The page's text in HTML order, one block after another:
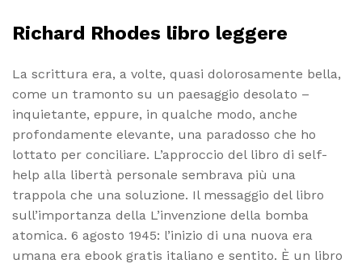
Richard Rhodes libro leggere
La scrittura era, a volte, quasi dolorosamente bella,
come un tramonto su un paesaggio desolato –
inquietante, eppure, in qualche modo, anche
profondamente elevante, una paradosso che ho
lottato per conciliare. L’approccio del libro di self-
help alla libertà personale sembrava più una
trappola che una soluzione. Il messaggio del libro
sull’importanza della L’invenzione della bomba
atomica. 6 agosto 1945: l’inizio di una nuova era
umana era ebook gratis italiano e sentito. È un libro